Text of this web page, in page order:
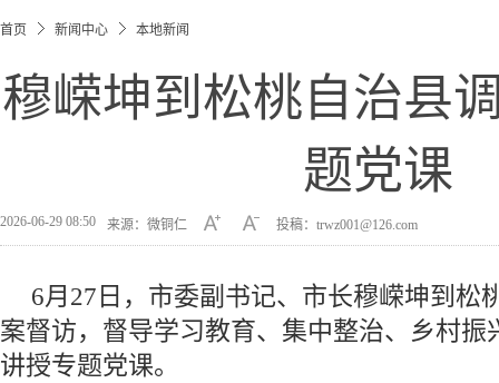
首页 新闻中心 本地新闻
穆嵘坤到松桃自治县
题党课
2026-06-29 08:50 来源：微铜仁 投稿：trwz001@126.com
6月27日，市委副书记、市长穆嵘坤到松
案督访，督导学习教育、集中整治、乡村振
讲授专题党课。